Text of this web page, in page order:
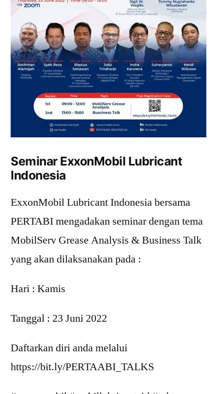
Seminar ExxonMobil Lubricant
Indonesia
ExxonMobil Lubricant Indonesia bersama
PERTABI mengadakan seminar dengan tema
MobilServ Grease Analysis & Business Talk
yang akan dilaksanakan pada :
Hari : Kamis
Tanggal : 23 Juni 2022
Daftarkan diri anda melalui
https://bit.ly/PERTAABI_TALKS